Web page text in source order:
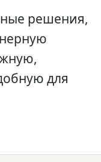
решения,
для